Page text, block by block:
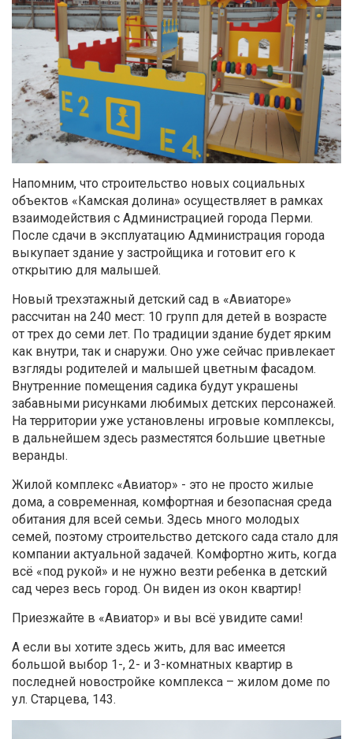
Напомним, что строительство новых социальных
объектов «Камская долина» осуществляет в рамках
взаимодействия с Администрацией города Перми.
После сдачи в эксплуатацию Администрация города
выкупает здание у застройщика и готовит его к
открытию для малышей.
Новый трехэтажный детский сад в «Авиаторе»
рассчитан на 240 мест: 10 групп для детей в возрасте
от трех до семи лет. По традиции здание будет ярким
как внутри, так и снаружи. Оно уже сейчас привлекает
взгляды родителей и малышей цветным фасадом.
Внутренние помещения садика будут украшены
забавными рисунками любимых детских персонажей.
На территории уже установлены игровые комплексы,
в дальнейшем здесь разместятся большие цветные
веранды.
Жилой комплекс «Авиатор» - это не просто жилые
дома, а современная, комфортная и безопасная среда
обитания для всей семьи. Здесь много молодых
семей, поэтому строительство детского сада стало для
компании актуальной задачей. Комфортно жить, когда
всё «под рукой» и не нужно везти ребенка в детский
сад через весь город. Он виден из окон квартир!
Приезжайте в «Авиатор» и вы всё увидите сами!
А если вы хотите здесь жить, для вас имеется
большой выбор 1-, 2- и 3-комнатных квартир в
последней новостройке комплекса – жилом доме по
ул. Старцева, 143.